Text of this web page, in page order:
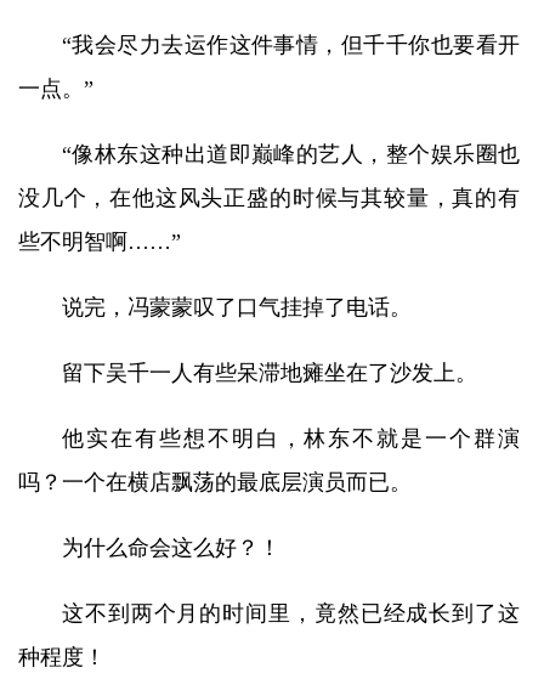
“我会尽力去运作这件事情，但千千你也要看开
一点。”
“像林东这种出道即巅峰的艺人，整个娱乐圈也
没几个，在他这风头正盛的时候与其较量，真的有
些不明智啊……”
说完，冯蒙蒙叹了口气挂掉了电话。
留下吴千一人有些呆滞地瘫坐在了沙发上。
他实在有些想不明白，林东不就是一个群演
吗？一个在横店飘荡的最底层演员而已。
为什么命会这么好？！
这不到两个月的时间里，竟然已经成长到了这
种程度！